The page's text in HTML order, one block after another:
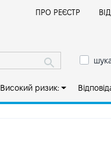
ПРО РЕЄСТР
Високий ризик: